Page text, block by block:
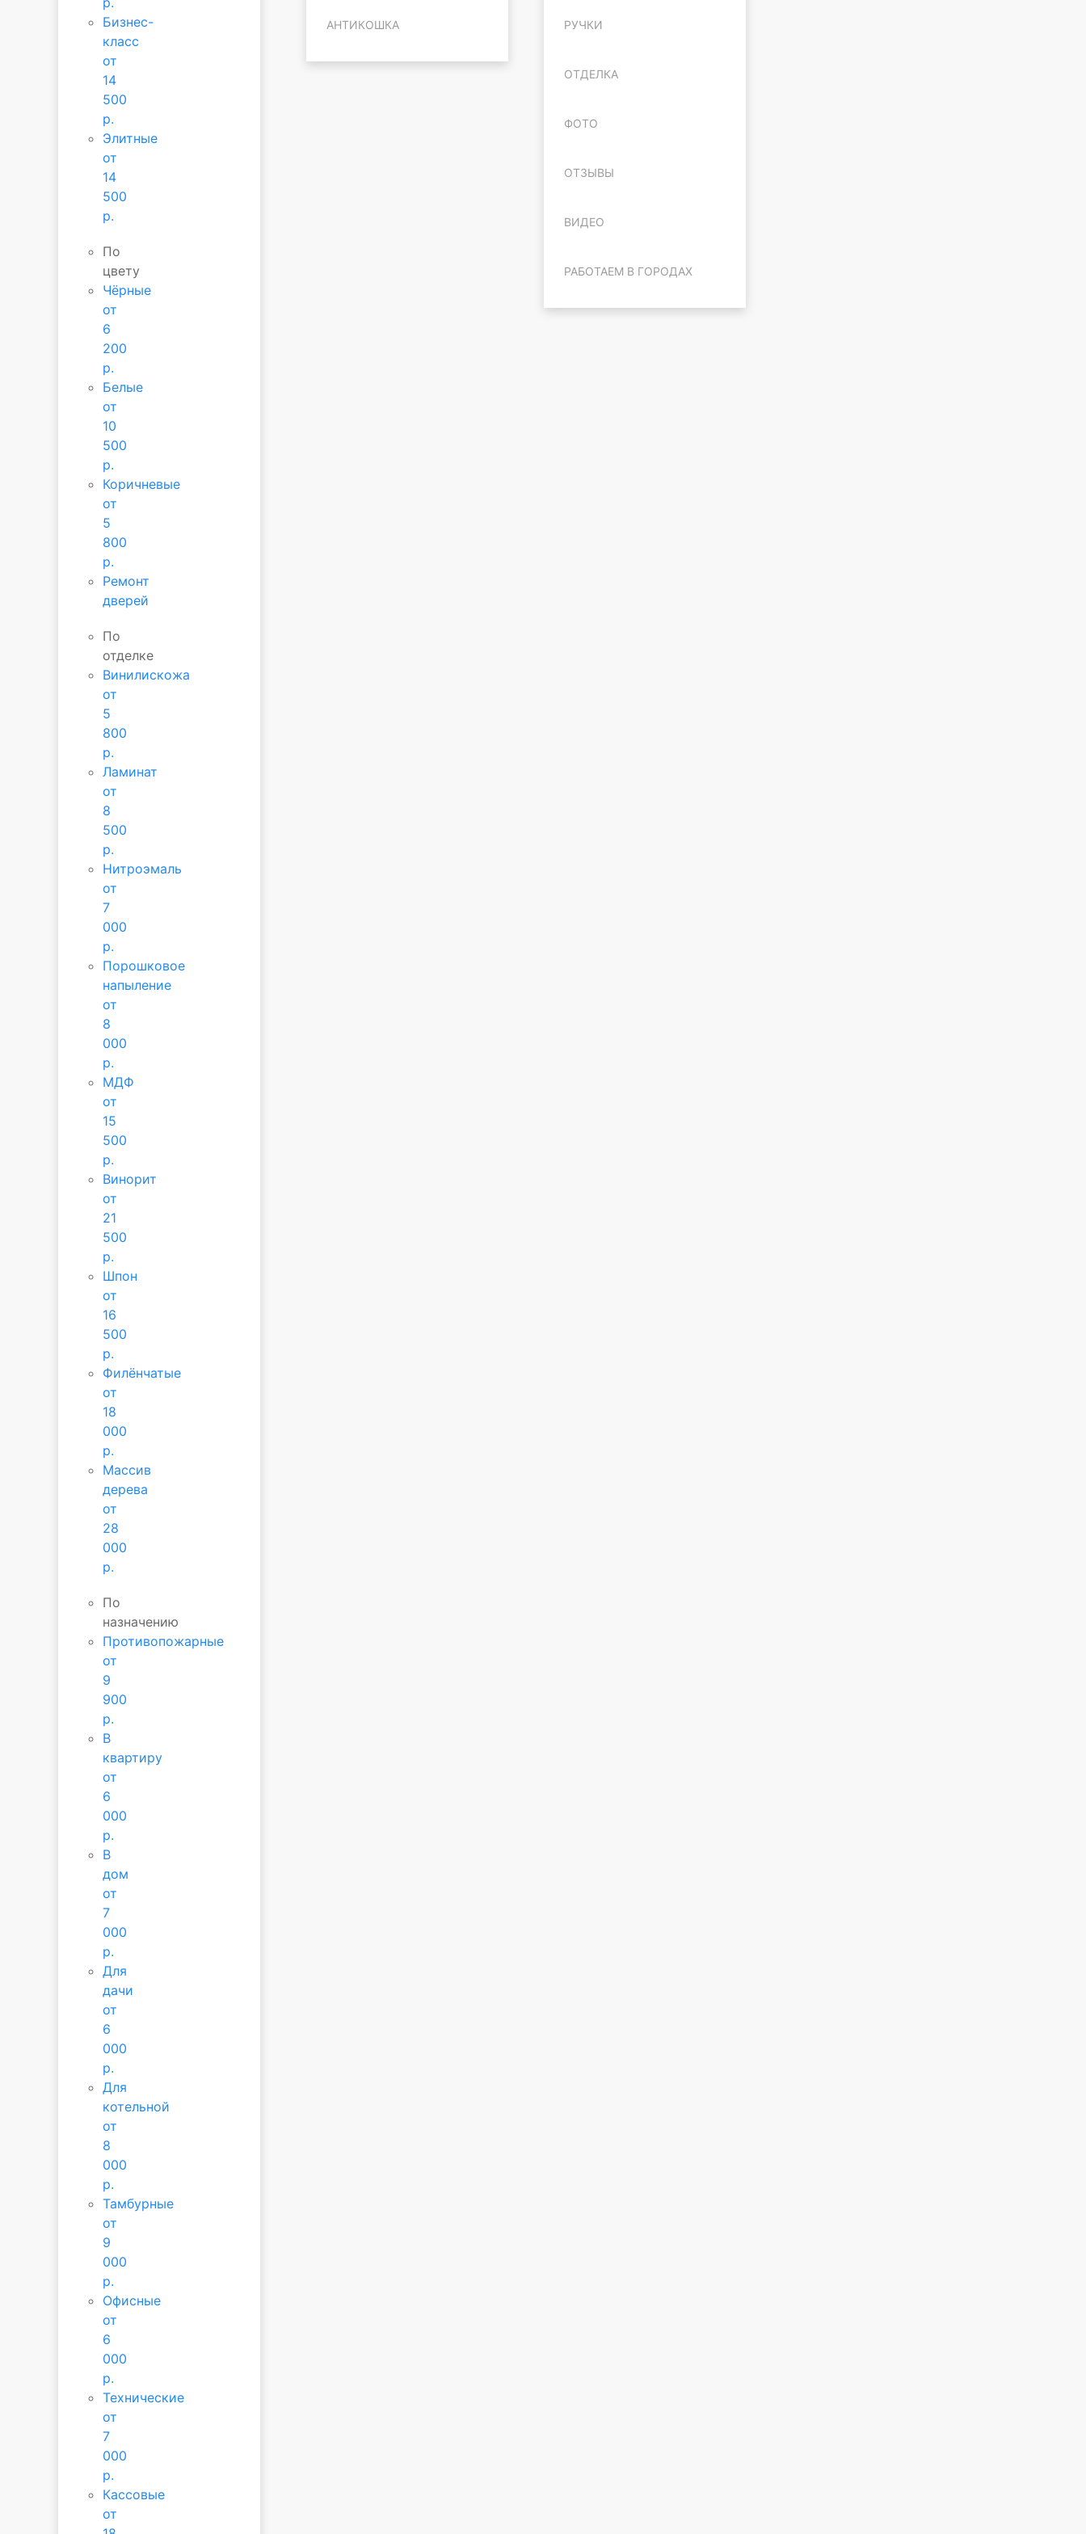
Бизнес-
класс
от
14
500
р.
Элитные
от
14
500
р.
По
цвету
Чёрные
от
6
200
р.
Белые
от
10
500
р.
Коричневые
от
5
800
р.
Ремонт
дверей
По
отделке
Винилискожа
от
5
800
р.
Ламинат
от
8
500
р.
Нитроэмаль
от
7
000
р.
Порошковое
напыление
от
8
000
р.
МДФ
от
15
500
р.
Винорит
от
21
500
р.
Шпон
от
16
500
р.
Филёнчатые
от
18
000
р.
Массив
дерева
от
28
000
р.
По
назначению
Противопожарные
от
9
900
р.
В
квартиру
от
6
000
р.
В
дом
от
7
000
р.
Для
дачи
от
6
000
р.
Для
котельной
от
8
000
р.
Тамбурные
от
9
000
р.
Офисные
от
6
000
р.
Технические
от
7
000
р.
Кассовые
от
АНТИКОШКА РУЧКИ
ОТДЕЛКА
ФОТО
ОТЗЫВЫ
ВИДЕО
РАБОТАЕМ В ГОРОДАХ